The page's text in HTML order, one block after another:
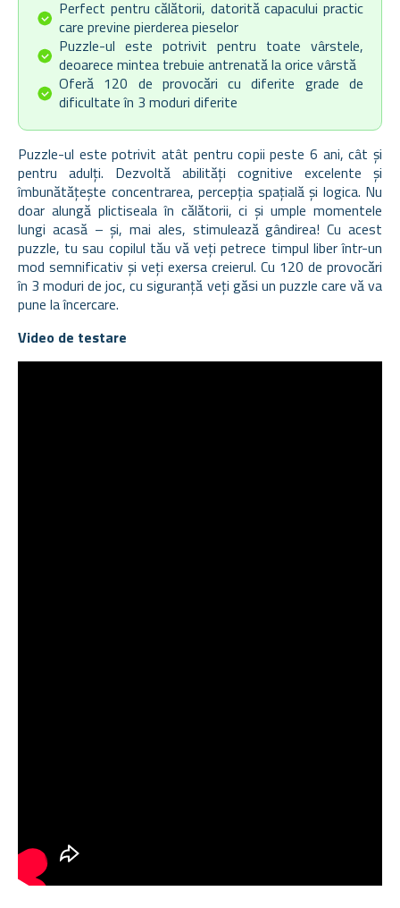
Perfect pentru călătorii, datorită capacului practic
care previne pierderea pieselor
Puzzle-ul este potrivit pentru toate vârstele,
deoarece mintea trebuie antrenată la orice vârstă
Oferă 120 de provocări cu diferite grade de
dificultate în 3 moduri diferite
Puzzle-ul este potrivit atât pentru copii peste 6 ani, cât și
pentru adulți. Dezvoltă abilități cognitive excelente și
îmbunătățește concentrarea, percepția spațială și logica. Nu
doar alungă plictiseala în călătorii, ci și umple momentele
lungi acasă – și, mai ales, stimulează gândirea! Cu acest
puzzle, tu sau copilul tău vă veți petrece timpul liber într-un
mod semnificativ și veți exersa creierul. Cu 120 de provocări
în 3 moduri de joc, cu siguranță veți găsi un puzzle care vă va
pune la încercare.
Video de testare